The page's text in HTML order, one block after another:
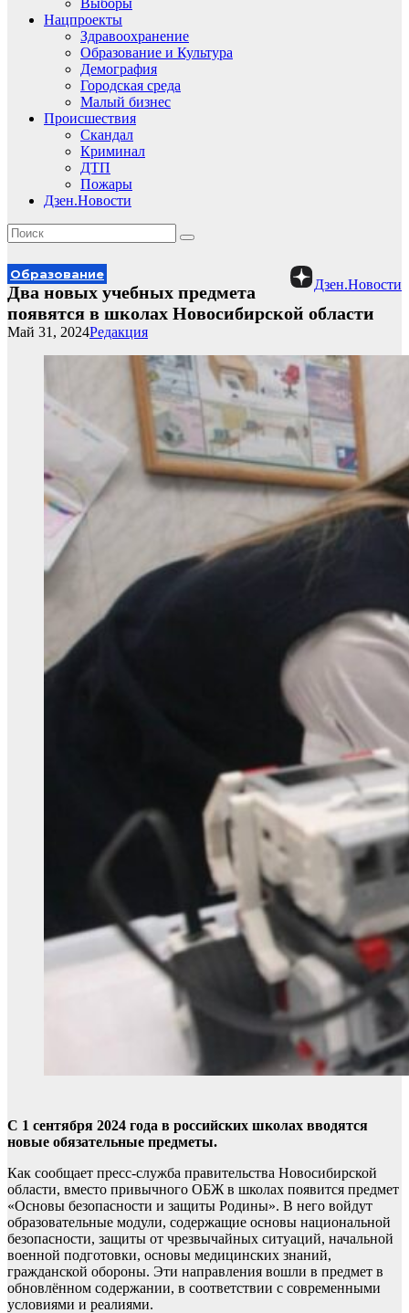
Выборы
Нацпроекты
Здравоохранение
Образование и Культура
Демография
Городская среда
Малый бизнес
Происшествия
Скандал
Криминал
ДТП
Пожары
Дзен.Новости
Дзен.Новости
Образование
Два новых учебных предмета
появятся в школах Новосибирской области
Редакция
Май 31, 2024
С 1 сентября 2024 года в российских школах вводятся
новые обязательные предметы.
Как сообщает пресс-служба правительства Новосибирской
области, вместо привычного ОБЖ в школах появится предмет
«Основы безопасности и защиты Родины». В него войдут
образовательные модули, содержащие основы национальной
безопасности, защиты от чрезвычайных ситуаций, начальной
военной подготовки, основы медицинских знаний,
гражданской обороны. Эти направления вошли в предмет в
обновлённом содержании, в соответствии с современными
условиями и реалиями.